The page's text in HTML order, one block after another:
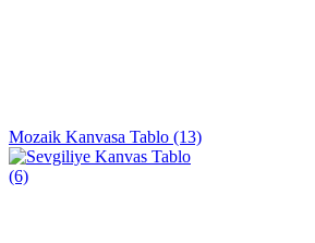
Mozaik Kanvasa Tablo (13)